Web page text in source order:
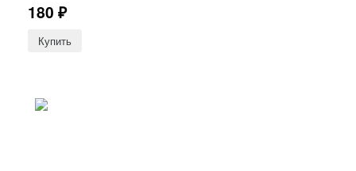
180 ₽